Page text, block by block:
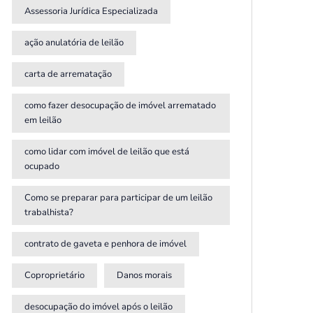
Assessoria Jurídica Especializada
ação anulatória de leilão
carta de arrematação
como fazer desocupação de imóvel arrematado
em leilão
como lidar com imóvel de leilão que está
ocupado
Como se preparar para participar de um leilão
trabalhista?
contrato de gaveta e penhora de imóvel
Coproprietário Danos morais
desocupação do imóvel após o leilão